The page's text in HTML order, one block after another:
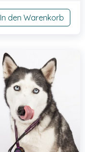
In den Warenkorb